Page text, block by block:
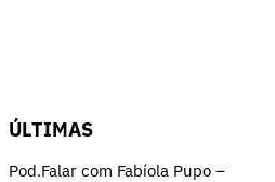
ÚLTIMAS
Pod.Falar com Fabíola Pupo –